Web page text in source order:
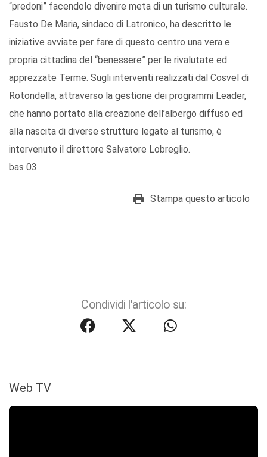
“predoni” facendolo divenire meta di un turismo culturale.
Fausto De Maria, sindaco di Latronico, ha descritto le
iniziative avviate per fare di questo centro una vera e
propria cittadina del “benessere” per le rivalutate ed
apprezzate Terme. Sugli interventi realizzati dal Cosvel di
Rotondella, attraverso la gestione dei programmi Leader,
che hanno portato alla creazione dell’albergo diffuso ed
alla nascita di diverse strutture legate al turismo, è
intervenuto il direttore Salvatore Lobreglio.
bas 03
Stampa questo articolo
Condividi l'articolo su:
Web TV